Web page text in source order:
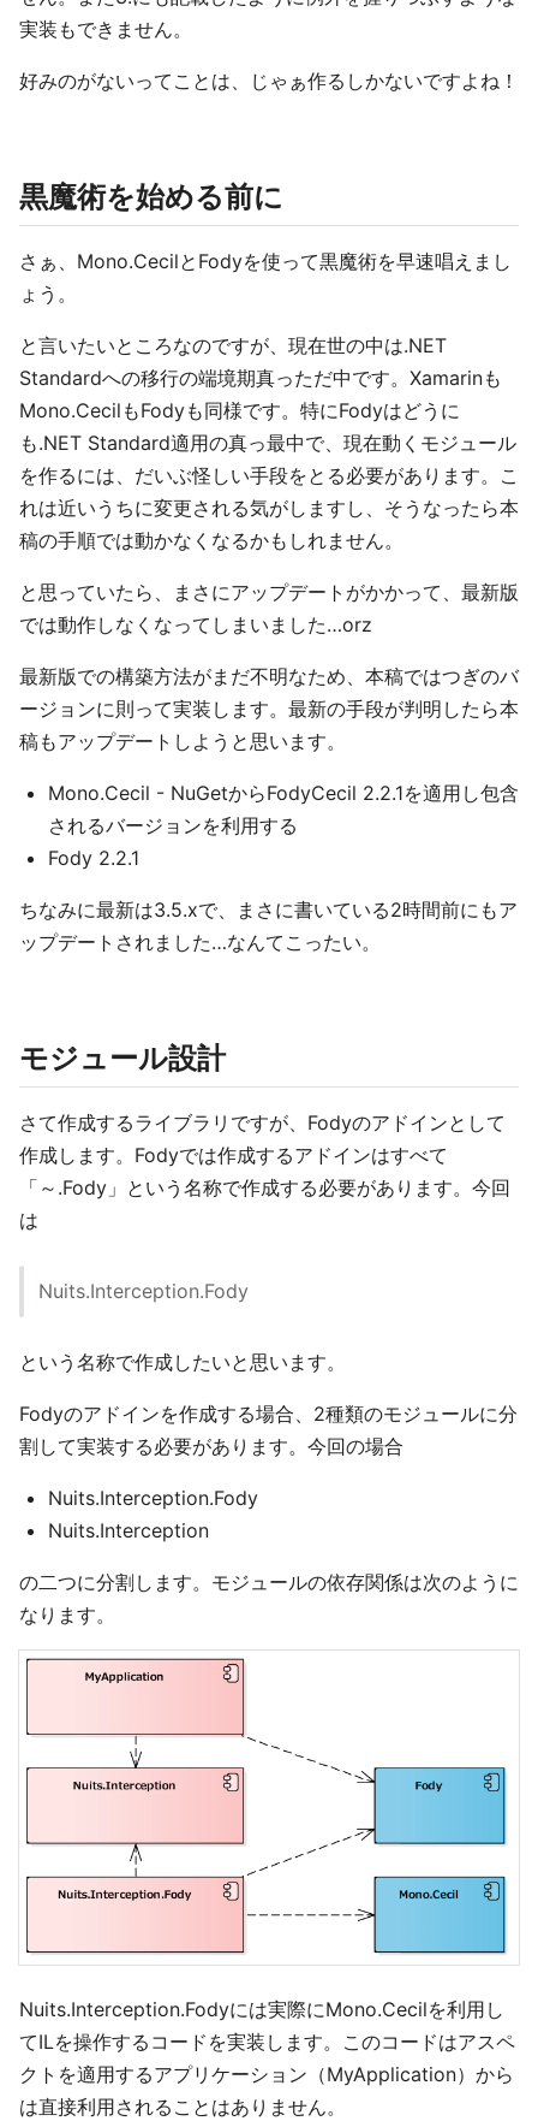
実装もできません。
好みのがないってことは、じゃぁ作るしかないですよね！
黒魔術を始める前に
さぁ、Mono.CecilとFodyを使って黒魔術を早速唱えまし
ょう。
と言いたいところなのですが、現在世の中は.NET
Standardへの移行の端境期真っただ中です。Xamarinも
Mono.CecilもFodyも同様です。特にFodyはどうに
も.NET Standard適用の真っ最中で、現在動くモジュール
を作るには、だいぶ怪しい手段をとる必要があります。こ
れは近いうちに変更される気がしますし、そうなったら本
稿の手順では動かなくなるかもしれません。
と思っていたら、まさにアップデートがかかって、最新版
では動作しなくなってしまいました…orz
最新版での構築方法がまだ不明なため、本稿ではつぎのバ
ージョンに則って実装します。最新の手段が判明したら本
稿もアップデートしようと思います。
Mono.Cecil - NuGetからFodyCecil 2.2.1を適用し包含
されるバージョンを利用する
Fody 2.2.1
ちなみに最新は3.5.xで、まさに書いている2時間前にもア
ップデートされました…なんてこったい。
モジュール設計
さて作成するライブラリですが、Fodyのアドインとして
作成します。Fodyでは作成するアドインはすべて
「～.Fody」という名称で作成する必要があります。今回
は
Nuits.Interception.Fody
という名称で作成したいと思います。
Fodyのアドインを作成する場合、2種類のモジュールに分
割して実装する必要があります。今回の場合
Nuits.Interception.Fody
Nuits.Interception
の二つに分割します。モジュールの依存関係は次のように
なります。
Nuits.Interception.Fodyには実際にMono.Cecilを利用し
てILを操作するコードを実装します。このコードはアスペ
クトを適用するアプリケーション（MyApplication）から
は直接利用されることはありません。